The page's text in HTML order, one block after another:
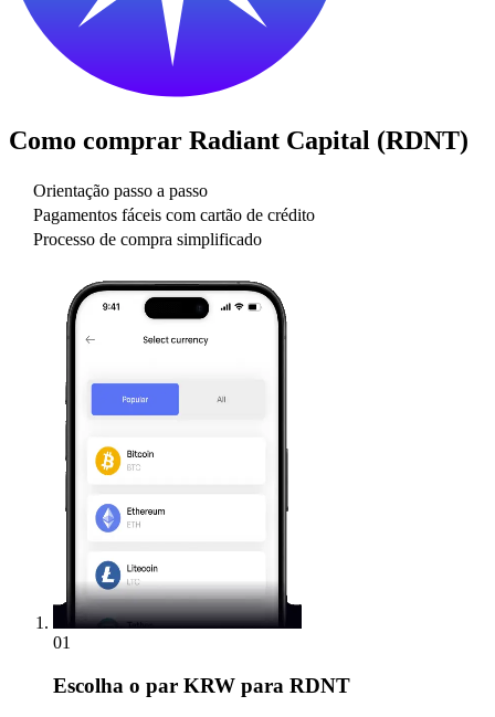
Como comprar Radiant Capital (RDNT)
Orientação passo a passo
Pagamentos fáceis com cartão de crédito
Processo de compra simplificado
01
Escolha o par KRW para RDNT